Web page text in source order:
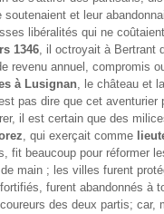
soutenaient et leur
libéralités qui ne
1346, il octroyait à Bertrant
revenu annuel, compromis
à Lusignan, le château et
pas dire que cet
il est certain que des
, qui exerçait comme
fit beaucoup pour réformer
de main ; les villes furent
furent abandonnés à
des deux partis; car,